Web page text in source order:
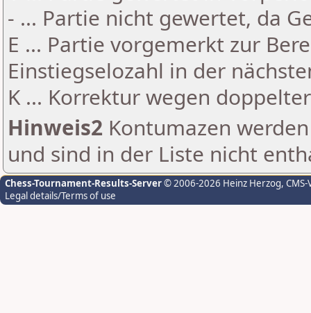
- ... Partie nicht gewertet, da
E ... Partie vorgemerkt zur
Einstiegselozahl in der
K ... Korrektur wegen
Hinweis2 Kontumazen
und sind in der Liste nicht
Chess-Tournament-Results-Server© 2006-2026 Heinz Herzog,
Legal details/Terms of use